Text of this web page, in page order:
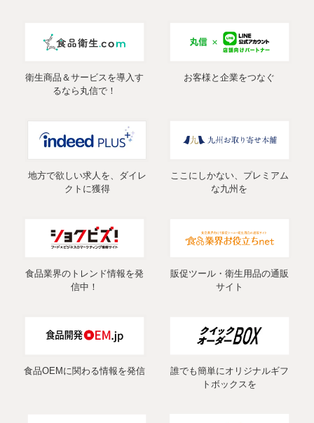
衛生商品＆サービスを導入す
るなら丸信で！
お客様と企業をつなぐ
地方で欲しい求人を、ダイレ
クトに獲得
ここにしかない、プレミアム
な九州を
食品業界のトレンド情報を発
信中！
販促ツール・衛生用品の通販
サイト
食品OEMに関わる情報を発信
誰でも簡単にオリジナルギフ
トボックスを